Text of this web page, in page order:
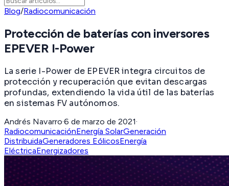
Blog/Radiocomunicación
Protección de baterías con inversores
EPEVER I-Power
La serie I-Power de EPEVER integra circuitos de
protección y recuperación que evitan descargas
profundas, extendiendo la vida útil de las baterías
en sistemas FV autónomos.
Andrés Navarro·6 de marzo de 2021·
RadiocomunicaciónEnergía SolarGeneración
DistribuidaGeneradores EólicosEnergía
EléctricaEnergizadores